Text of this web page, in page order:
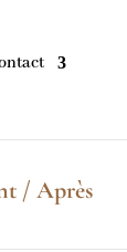
/ Après